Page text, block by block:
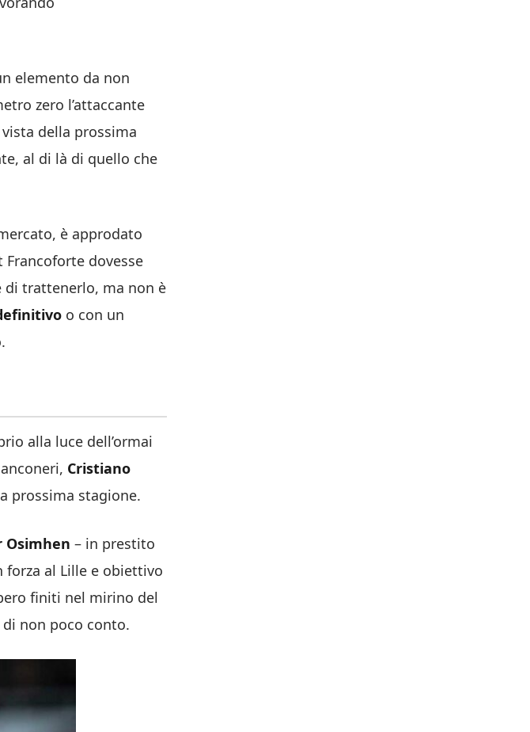
elemento da non
zero l’attaccante
della prossima
al di là di quello che
è approdato
Francoforte dovesse
di trattenerlo, ma non è
o con un
alla luce dell’ormai
Cristiano
prossima stagione.
Osimhen – in prestito
forza al Lille e obiettivo
finiti nel mirino del
non poco conto.